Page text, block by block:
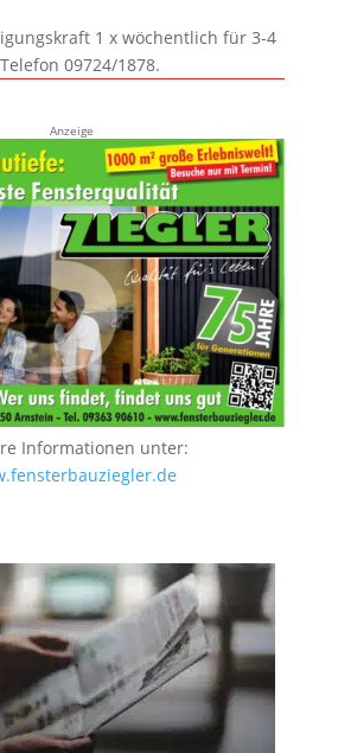
1 x wöchentlich für 3-4
09724/1878.
Anzeige
Informationen unter: